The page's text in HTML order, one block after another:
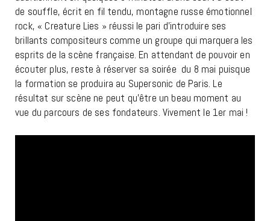
de souffle, écrit en fil tendu, montagne russe émotionnel
rock, « Creature Lies » réussi le pari d’introduire ses
brillants compositeurs comme un groupe qui marquera les
esprits de la scène française. En attendant de pouvoir en
écouter plus, reste à réserver sa soirée du 8 mai puisque
la formation se produira au Supersonic de Paris. Le
résultat sur scène ne peut qu’être un beau moment au
vue du parcours de ses fondateurs. Vivement le 1er mai !